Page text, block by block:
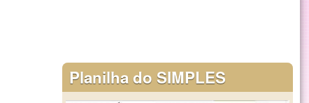
Planilha do SIMPLES